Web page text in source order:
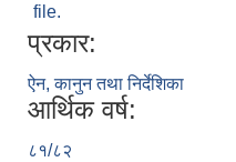
file.
प्रकार:
ऐन, कानुन तथा निर्देशिका
आर्थिक वर्ष:
८१/८२